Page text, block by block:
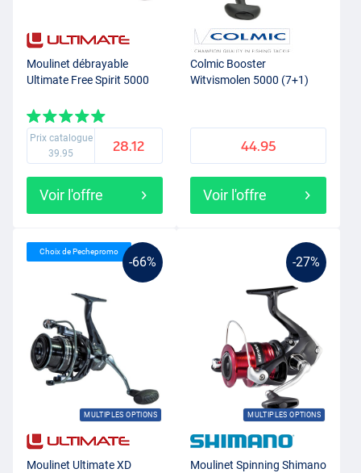
Moulinet débrayable
Ultimate Free Spirit 5000
Prix catalogue
39.95
28.12
Voir l'offre
Colmic Booster
Witvismolen 5000 (7+1)
44.95
Voir l'offre
-66%
MULTIPLES OPTIONS
Choix de Pechepromo
Moulinet Ultimate XD
-27%
MULTIPLES OPTIONS
Moulinet Spinning Shimano